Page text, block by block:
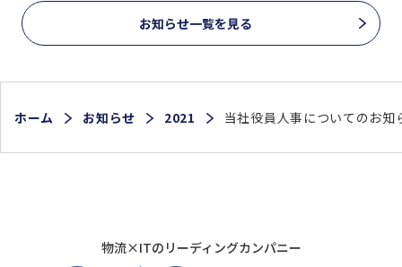
お知らせ一覧を見る
ホーム お知らせ 2021 当社役員人事についてのお知
物流×ITのリーディングカンパニー